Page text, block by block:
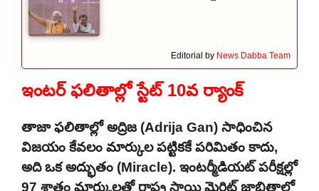
Editorial by News Dabba Team
ఇంటర్‌ ఫలితాల్లో స్టేట్ 10వ ర్యాంక్
తాజా ఫలితాల్లో అద్రిజ (Adrija Gan) సాధించిన
విజయం కేవలం మార్కుల పట్టికకే పరిమితం కాదు,
అది ఒక అద్భుతం (Miracle). ఇంటర్మీడియట్ పరీక్షల్లో
97 శాతం మార్కులతో రాష్ట్ర స్థాయి మెరిట్ జాబితాలో